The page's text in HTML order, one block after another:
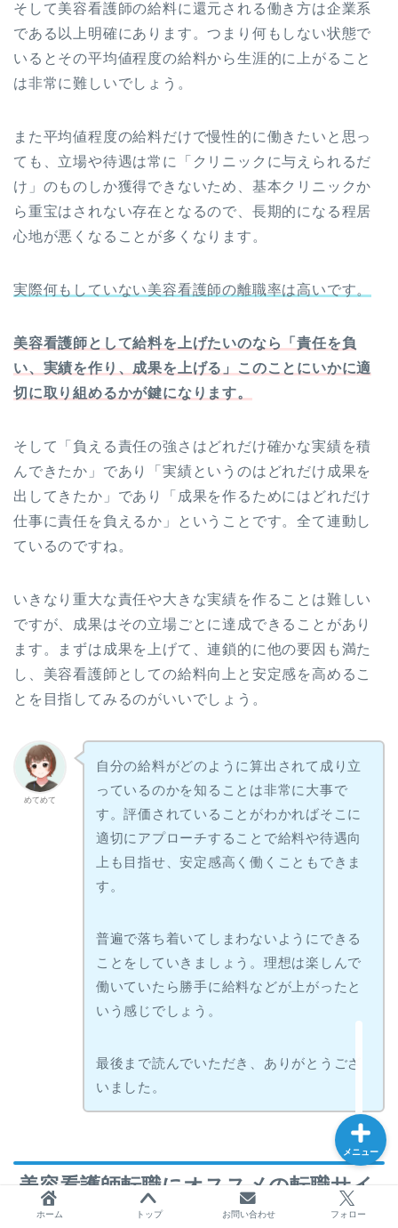
そして美容看護師の給料に還元される働き方は企業系
である以上明確にあります。つまり何もしない状態で
いるとその平均値程度の給料から生涯的に上がること
は非常に難しいでしょう。
また平均値程度の給料だけで慢性的に働きたいと思っ
ても、立場や待遇は常に「クリニックに与えられるだ
け」のものしか獲得できないため、基本クリニックか
ら重宝はされない存在となるので、長期的になる程居
心地が悪くなることが多くなります。
実際何もしていない美容看護師の離職率は高いです。
美容看護師として給料を上げたいのなら「責任を負
い、実績を作り、成果を上げる」このことにいかに適
切に取り組めるかが鍵になります。
そして「負える責任の強さはどれだけ確かな実績を積
んできたか」であり「実績というのはどれだけ成果を
出してきたか」であり「成果を作るためにはどれだけ
仕事に責任を負えるか」ということです。全て連動し
ているのですね。
いきなり重大な責任や大きな実績を作ることは難しい
ですが、成果はその立場ごとに達成できることがあり
ます。まずは成果を上げて、連鎖的に他の要因も満た
し、美容看護師としての給料向上と安定感を高めるこ
とを目指してみるのがいいでしょう。
めてめて
自分の給料がどのように算出されて成り立
っているのかを知ることは非常に大事で
す。評価されていることがわかればそこに
適切にアプローチすることで給料や待遇向
上も目指せ、安定感高く働くこともできま
す。
普遍で落ち着いてしまわないようにできる
ことをしていきましょう。理想は楽しんで
働いていたら勝手に給料などが上がったと
いう感じでしょう。
最後まで読んでいただき、ありがとうござ
いました。
美容看護師転職にオススメの転職サイ
トホーム トップ お問い合わせ フォロー
メニュー
ホーム